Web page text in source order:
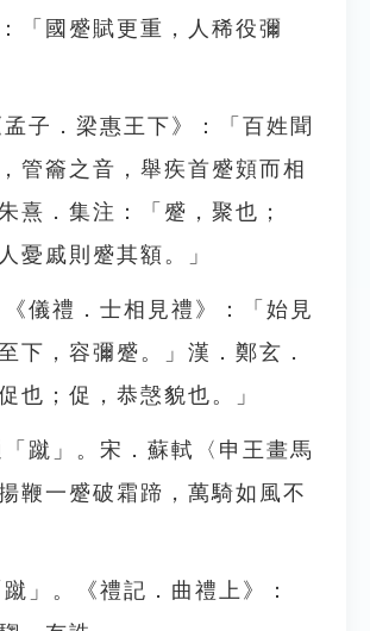
「國蹙賦更重，人稀役彌
子．梁惠王下》：「百姓聞
管籥之音，舉疾首蹙頞而相
熹．集注：「蹙，聚也；
憂戚則蹙其額。」
儀禮．士相見禮》：「始見
下，容彌蹙。」漢．鄭玄．
也；促，恭愨貌也。」
蹴」。宋．蘇軾〈申王畫馬
鞭一蹙破霜蹄，萬騎如風不
」。《禮記．曲禮上》：